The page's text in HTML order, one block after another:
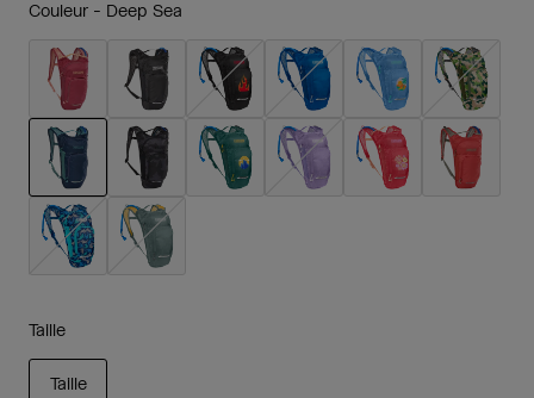
Couleur - Deep Sea
sélectionné
Taille
Taille